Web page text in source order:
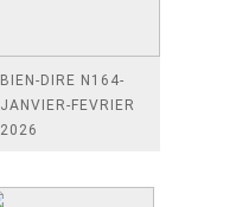
BIEN-DIRE N164-
JANVIER-FEVRIER
2026